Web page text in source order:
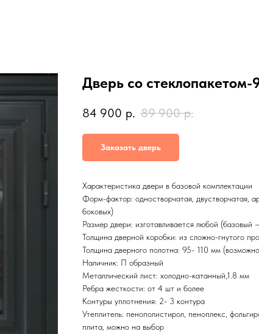
Дверь со стеклопакетом-
84 900 р. 89 900 р.
Заказать дверь
Характеристика двери в базовой комплектации
Форм-фактор: одностворчатая, двустворчатая,
боковых)
Размер двери: изготавливается любой
Толщина дверной коробки: из сложно-гнутого
Толщина дверного полотна: 95- 110 мм
Наличник: П образный
Металлический лист: холодно-катанный,1.8 мм
Ребра жесткости: от 4 шт и более
Контуры уплотнения: 2- 3 контура
Утеплитель: пенополистирол, пеноплекс,
плита, можно на выбор